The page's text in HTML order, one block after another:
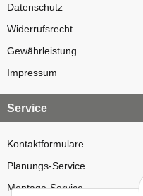
Datenschutz
Widerrufsrecht
Gewährleistung
Impressum
Service
Kontaktformulare
Planungs-Service
Montage-Service